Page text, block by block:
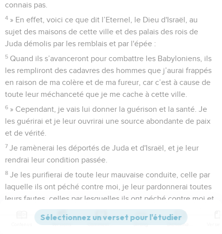
connais pas.
4 » En effet, voici ce que dit l’Eternel, le Dieu d'Israël, au
sujet des maisons de cette ville et des palais des rois de
Juda démolis par les remblais et par l'épée :
5 Quand ils s’avanceront pour combattre les Babyloniens, ils
les rempliront des cadavres des hommes que j’aurai frappés
en raison de ma colère et de ma fureur, car c’est à cause de
toute leur méchanceté que je me cache à cette ville.
6 » Cependant, je vais lui donner la guérison et la santé. Je
les guérirai et je leur ouvrirai une source abondante de paix
et de vérité.
7 Je ramènerai les déportés de Juda et d'Israël, et je leur
rendrai leur condition passée.
8 Je les purifierai de toute leur mauvaise conduite, celle par
laquelle ils ont péché contre moi, je leur pardonnerai toutes
leurs fautes, celles par lesquelles ils ont péché contre moi et
se sont révoltés contre moi.
Jérusalem deviendra pour moi synonyme de réjouissance,
Versions Commentaires Strong